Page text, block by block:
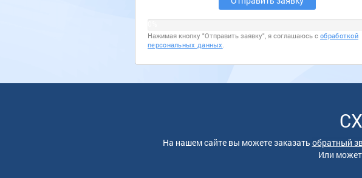
Нажимая кнопку "Отправить заявку", я соглашаюсь с обработкой
персональных данных .
На нашем сайте вы можете заказать обратный
Или